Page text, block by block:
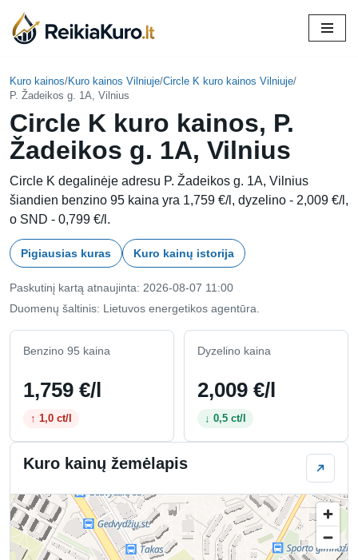
Skip
content
Kuro kainos/Kuro kainos Vilniuje/Circle K kuro kainos Vilniuje/
P. Žadeikos g. 1A, Vilnius
Circle K kuro kainos, P.
Žadeikos g. 1A, Vilnius
Circle K degalinėje adresu P. Žadeikos g. 1A, Vilnius
šiandien benzino 95 kaina yra 1,759 €/l, dyzelino - 2,009 €/l,
o SND - 0,799 €/l.
Pigiausias kuras Kuro kainų istorija
Paskutinį kartą atnaujinta: 2026-08-07 11:00
Duomenų šaltinis: Lietuvos energetikos agentūra.
Benzino 95 kaina
1,759 €/l
↑ 1,0 ct/l
Dyzelino kaina
2,009 €/l
↓ 0,5 ct/l
Kuro kainų žemėlapis